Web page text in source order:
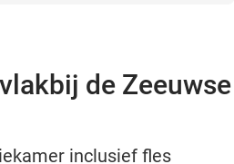
de Zeeuwse
inclusief fles